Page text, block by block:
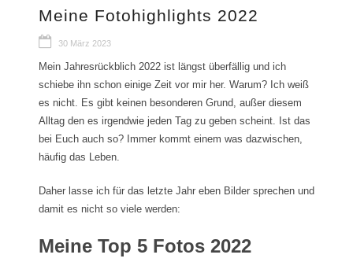
Meine Fotohighlights 2022
30 März 2023
Mein Jahresrückblich 2022 ist längst überfällig und ich
schiebe ihn schon einige Zeit vor mir her. Warum? Ich weiß
es nicht. Es gibt keinen besonderen Grund, außer diesem
Alltag den es irgendwie jeden Tag zu geben scheint. Ist das
bei Euch auch so? Immer kommt einem was dazwischen,
häufig das Leben.
Daher lasse ich für das letzte Jahr eben Bilder sprechen und
damit es nicht so viele werden:
Meine Top 5 Fotos 2022